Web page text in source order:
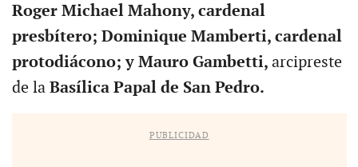
Roger Michael Mahony, cardenal
presbítero; Dominique Mamberti, cardenal
protodiácono; y Mauro Gambetti, arcipreste
de la Basílica Papal de San Pedro.
PUBLICIDAD